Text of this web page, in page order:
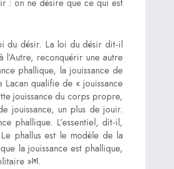
: on ne désire que ce qui est
du désir. La loi du désir dit-il
l’Autre, reconquérir une autre
phallique, la jouissance de
qualifie de « jouissance
jouissance du corps propre,
jouissance, un plus de jouir.
phallique. L’essentiel, dit-il,
phallus est le modèle de la
la jouissance est phallique,
»[8].